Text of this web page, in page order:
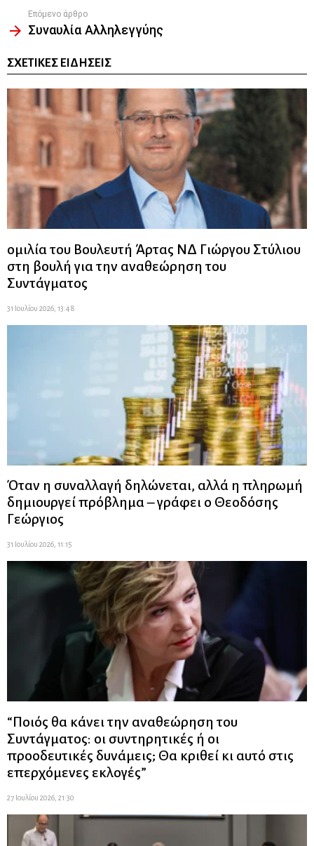
Επόμενο άρθρο
Συναυλία Αλληλεγγύης
ΣΧΕΤΙΚΈΣ ΕΙΔΉΣΕΙΣ
ομιλία του Βουλευτή Άρτας ΝΔ Γιώργου Στύλιου
στη βουλή για την αναθεώρηση του
Συντάγματος
31 Ιουλίου 2026, 13:48
Όταν η συναλλαγή δηλώνεται, αλλά η πληρωμή
δημιουργεί πρόβλημα – γράφει ο Θεοδόσης
Γεώργιος
31 Ιουλίου 2026, 11:15
“Ποιός θα κάνει την αναθεώρηση του
Συντάγματος: οι συντηρητικές ή οι
προοδευτικές δυνάμεις; Θα κριθεί κι αυτό στις
επερχόμενες εκλογές”
27 Ιουλίου 2026, 21:30